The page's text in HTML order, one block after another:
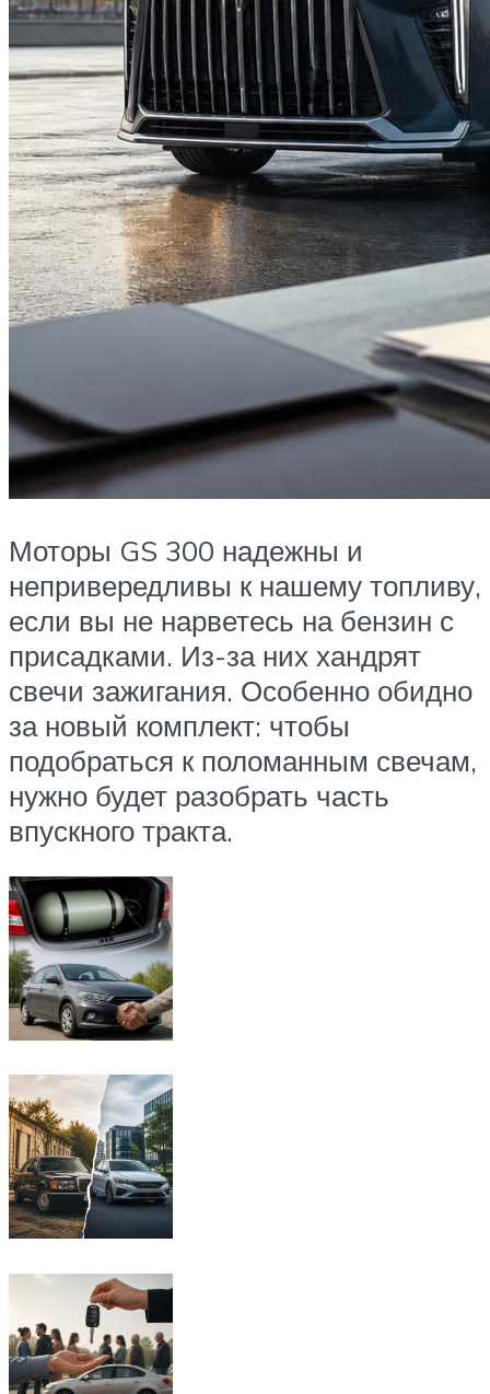
Моторы GS 300 надежны и
непривередливы к нашему топливу,
если вы не нарветесь на бензин с
присадками. Из-за них хандрят
свечи зажигания. Особенно обидно
за новый комплект: чтобы
подобраться к поломанным свечам,
нужно будет разобрать часть
впускного тракта.